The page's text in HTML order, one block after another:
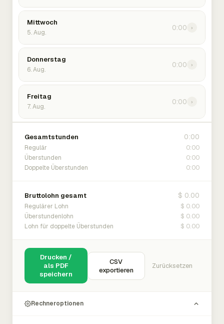
Mittwoch
5. Aug.
0:00 ›
Donnerstag
6. Aug.
0:00 ›
Freitag
7. Aug.
0:00 ›
Gesamtstunden 0:00
Regulär 0:00
Überstunden 0:00
Doppelte Überstunden 0:00
Bruttolohn gesamt $ 0.00
Regulärer Lohn $ 0.00
Überstundenlohn $ 0.00
Lohn für doppelte Überstunden $ 0.00
Drucken /
als PDF
speichern
CSV
exportieren
Zurücksetzen
Rechneroptionen